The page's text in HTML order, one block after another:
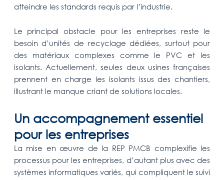
atteindre les standards requis par l’industrie.
Le principal obstacle pour les entreprises reste le
besoin d’unités de recyclage dédiées, surtout pour
des matériaux complexes comme le PVC et les
isolants. Actuellement, seules deux usines françaises
prennent en charge les isolants issus des chantiers,
illustrant le manque criant de solutions locales.
Un accompagnement essentiel
pour les entreprises
La mise en œuvre de la REP PMCB complexifie les
processus pour les entreprises, d’autant plus avec des
systèmes informatiques variés, qui compliquent le suivi